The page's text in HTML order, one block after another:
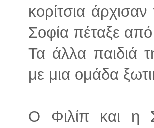
κορίτσια
Σοφία πέταξε
Τα άλλα παιδιά
με μια ομάδα
Ο Φιλίπ και η